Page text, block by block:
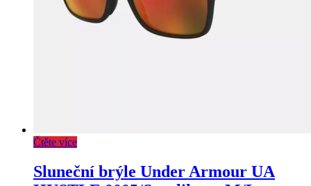
Čtěte více
Sluneční brýle Under Armour UA